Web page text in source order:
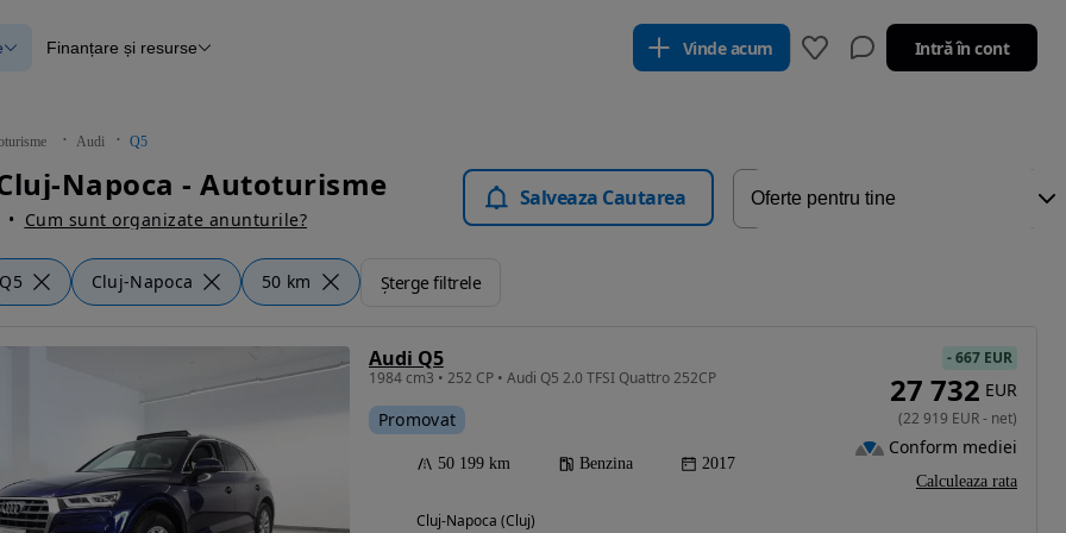
verificate
Blog Autovit.ro
Finanțare și resurse Vinde acum Intră în cont
Audi Q5
Napoca - Autoturisme
Cum sunt organizate anunturile?
Salveaza Cautarea
Q5 Cluj-Napoca 50 km Șterge filtrele
Audi Q5
1984 cm3 • 252 CP • Audi Q5 2.0 TFSI Quattro 252CP
Promovat
50 199 km Benzina 2017
Cluj-Napoca (Cluj)
-667 EUR
27 732 EUR
(22 919 EUR- net)
Conform mediei
Calculeaza rata